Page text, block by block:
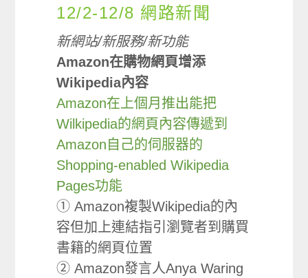
12/2-12/8 網路新聞
新網站/新服務/新功能
Amazon在購物網頁增添
Wikipedia內容
Amazon在上個月推出能把
Wilkipedia的網頁內容傳遞到
Amazon自己的伺服器的
Shopping-enabled Wikipedia
Pages功能
① Amazon複製Wikipedia的內
容但加上連結指引瀏覽者到購買
書籍的網頁位置
② Amazon發言人Anya Waring